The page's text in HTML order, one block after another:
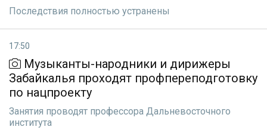
Последствия полностью устранены
17:50
Музыканты-народники и дирижеры
Забайкалья проходят профпереподготовку
по нацпроекту
Занятия проводят профессора Дальневосточного
института